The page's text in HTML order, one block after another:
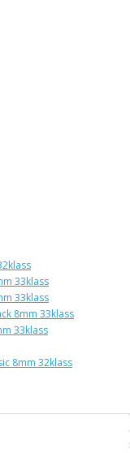
33klass
33klass
8mm 33klass
33klass
8mm 32klass